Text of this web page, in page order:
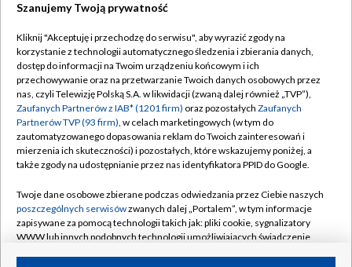
TVP
Abonament TVP
Emisja w TVP
Centrum informacji TVP
Naziemna Telewizja Cyfrowa
Rada Programowa
System NOS
Informacje o nadawcy
Regulamin TVP
Polityka prywatności
Moje zgody
Pomoc
Kontakt
Kanały
Szanujemy Twoją prywatność
Kliknij "Akceptuję i przechodzę do serwisu", aby wyrazić zgody na
korzystanie z technologii automatycznego śledzenia i zbierania danych,
dostęp do informacji na Twoim urządzeniu końcowym i ich
przechowywanie oraz na przetwarzanie Twoich danych osobowych przez
nas, czyli Telewizję Polską S.A. w likwidacji (zwaną dalej również „TVP”),
Zaufanych Partnerów z IAB* (1201 firm) oraz pozostałych Zaufanych
Partnerów TVP (93 firm), w celach marketingowych (w tym do
zautomatyzowanego dopasowania reklam do Twoich zainteresowań i
mierzenia ich skuteczności) i pozostałych, które wskazujemy poniżej, a
także zgody na udostępnianie przez nas identyfikatora PPID do Google.
Twoje dane osobowe zbierane podczas odwiedzania przez Ciebie naszych
poszczególnych serwisówzwanych dalej „Portalem”, w tym informacje
zapisywane za pomocą technologii takich jak: pliki cookie, sygnalizatory
WWW lub innych podobnych technologii umożliwiających świadczenie